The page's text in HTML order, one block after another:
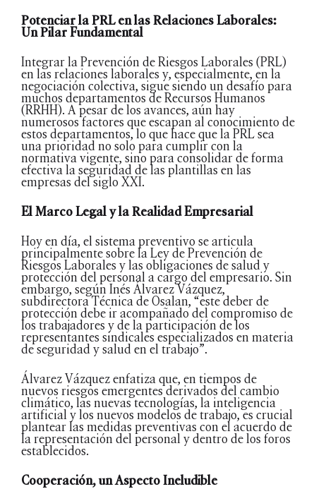
Potenciar la PRL en las Relaciones Laborales:
Un Pilar Fundamental
Integrar la Prevención de Riesgos Laborales (PRL)
en las relaciones laborales y, especialmente, en la
negociación colectiva, sigue siendo un desafío para
muchos departamentos de Recursos Humanos
(RRHH). A pesar de los avances, aún hay
numerosos factores que escapan al conocimiento de
estos departamentos, lo que hace que la PRL sea
una prioridad no solo para cumplir con la
normativa vigente, sino para consolidar de forma
efectiva la seguridad de las plantillas en las
empresas del siglo XXI.
El Marco Legal y la Realidad Empresarial
Hoy en día, el sistema preventivo se articula
principalmente sobre la Ley de Prevención de
Riesgos Laborales y las obligaciones de salud y
protección del personal a cargo del empresario. Sin
embargo, según Inés Álvarez Vázquez,
subdirectora Técnica de Osalan, “este deber de
protección debe ir acompañado del compromiso de
los trabajadores y de la participación de los
representantes sindicales especializados en materia
de seguridad y salud en el trabajo”.
Álvarez Vázquez enfatiza que, en tiempos de
nuevos riesgos emergentes derivados del cambio
climático, las nuevas tecnologías, la inteligencia
artificial y los nuevos modelos de trabajo, es crucial
plantear las medidas preventivas con el acuerdo de
la representación del personal y dentro de los foros
establecidos.
Cooperación, un Aspecto Ineludible